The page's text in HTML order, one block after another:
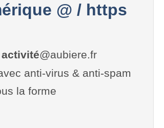
@ / https
activité@aubiere.fr
anti-virus & anti-spam
la forme